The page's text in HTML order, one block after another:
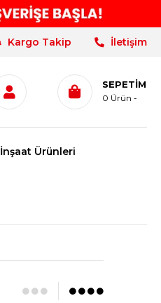
Kargo Takip İletişim
SEPETIM
0 Ürün
İnşaat Ürünleri